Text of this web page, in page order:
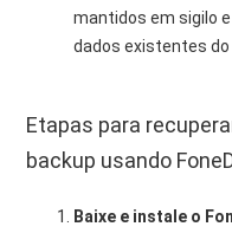
mantidos em sigilo
dados existentes do
Etapas para
backup usando
Baixe e instale o